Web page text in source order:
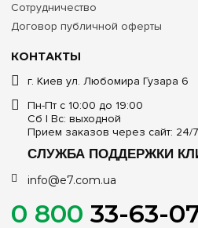
КОНТАКТЫ
г. Киев ул. Любомира Гузара 6
Пн-Пт с 10:00 до 19:00
Сб | Вс: выходной
Прием заказов через сайт: 24/7
СЛУЖБА ПОДДЕРЖКИ
info@e7.com.ua
0 800 33-63-
Сотрудничество
Договор публичной оферты